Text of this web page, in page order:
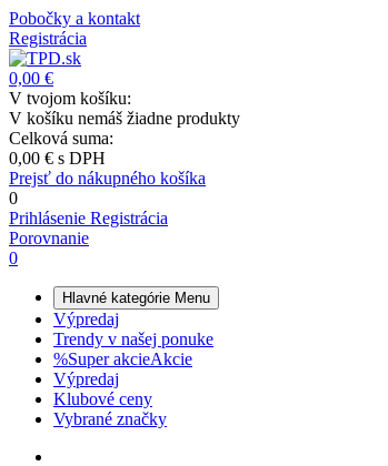
Pobočky a kontakt
Registrácia
0,00 €
V tvojom košíku:
V košíku nemáš žiadne produkty
Celková suma:
0,00 € s DPH
Prejsť do nákupného košíka
0
Prihlásenie Registrácia
Porovnanie
0
Hlavné kategórie Menu
Výpredaj
Trendy v našej ponuke
%Super akcieAkcie
Výpredaj
Klubové ceny
Vybrané značky